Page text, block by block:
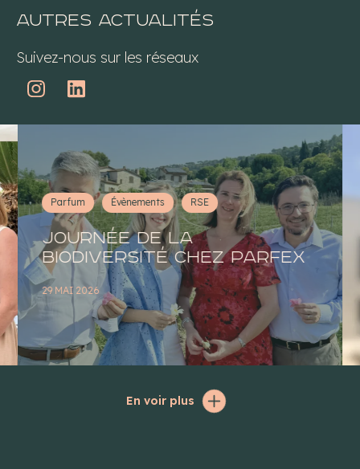
Autres actualités
Suivez-nous sur les réseaux
Parfum Évènements RSE
Journée de la
Biodiversité chez Parfex
29 MAI 2026
En voir plus